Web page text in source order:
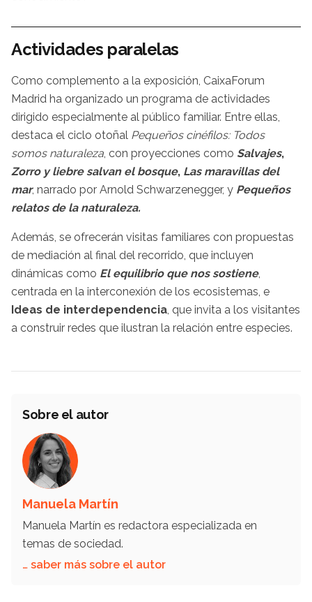
Actividades paralelas
Como complemento a la exposición, CaixaForum
Madrid ha organizado un programa de actividades
dirigido especialmente al público familiar. Entre ellas,
destaca el ciclo otoñal Pequeños cinéfilos: Todos
somos naturaleza, con proyecciones como Salvajes,
Zorro y liebre salvan el bosque, Las maravillas del
mar, narrado por Arnold Schwarzenegger, y Pequeños
relatos de la naturaleza.
Además, se ofrecerán visitas familiares con propuestas
de mediación al final del recorrido, que incluyen
dinámicas como El equilibrio que nos sostiene,
centrada en la interconexión de los ecosistemas, e
Ideas de interdependencia, que invita a los visitantes
a construir redes que ilustran la relación entre especies.
Sobre el autor
Manuela Martín
Manuela Martín es redactora especializada en
temas de sociedad.
… saber más sobre el autor